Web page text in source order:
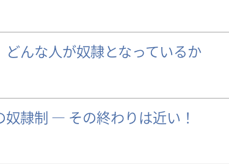
どんな人が奴隷となっているか
奴隷制 ― その終わりは近い！